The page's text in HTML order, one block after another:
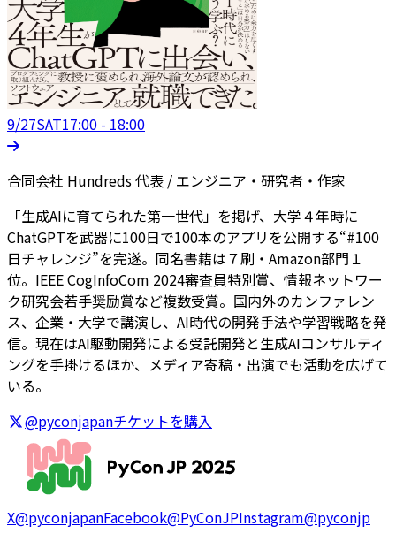
9/27SAT17:00 - 18:00
合同会社 Hundreds 代表 / エンジニア・研究者・作家
「生成AIに育てられた第一世代」を掲げ、大学４年時に
ChatGPTを武器に100日で100本のアプリを公開する“#100
日チャレンジ”を完遂。同名書籍は７刷・Amazon部門１
位。IEEE CogInfoCom 2024審査員特別賞、情報ネットワー
ク研究会若手奨励賞など複数受賞。国内外のカンファレン
ス、企業・大学で講演し、AI時代の開発手法や学習戦略を発
信。現在はAI駆動開発による受託開発と生成AIコンサルティ
ングを手掛けるほか、メディア寄稿・出演でも活動を広げて
いる。
@pyconjapanチケットを購入
X@pyconjapanFacebook@PyConJPInstagram@pyconjp